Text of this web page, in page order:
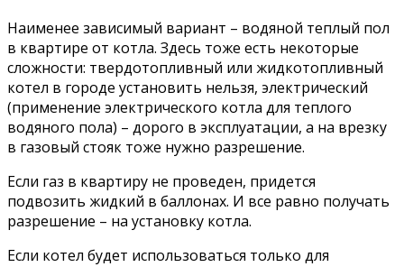
Наименее зависимый вариант – водяной теплый пол
в квартире от котла. Здесь тоже есть некоторые
сложности: твердотопливный или жидкотопливный
котел в городе установить нельзя, электрический
(применение электрического котла для теплого
водяного пола) – дорого в эксплуатации, а на врезку
в газовый стояк тоже нужно разрешение.
Если газ в квартиру не проведен, придется
подвозить жидкий в баллонах. И все равно получать
разрешение – на установку котла.
Если котел будет использоваться только для